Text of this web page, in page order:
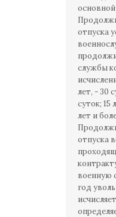
основной
отпуска
службы
лет, - 30
суток; 15
лет и
отпуска
военную
год